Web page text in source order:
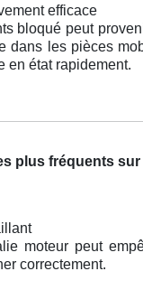
efficace
bloqué peut
dans les pièces
en état rapidement.
plus fréquents
moteur peut
correctement.